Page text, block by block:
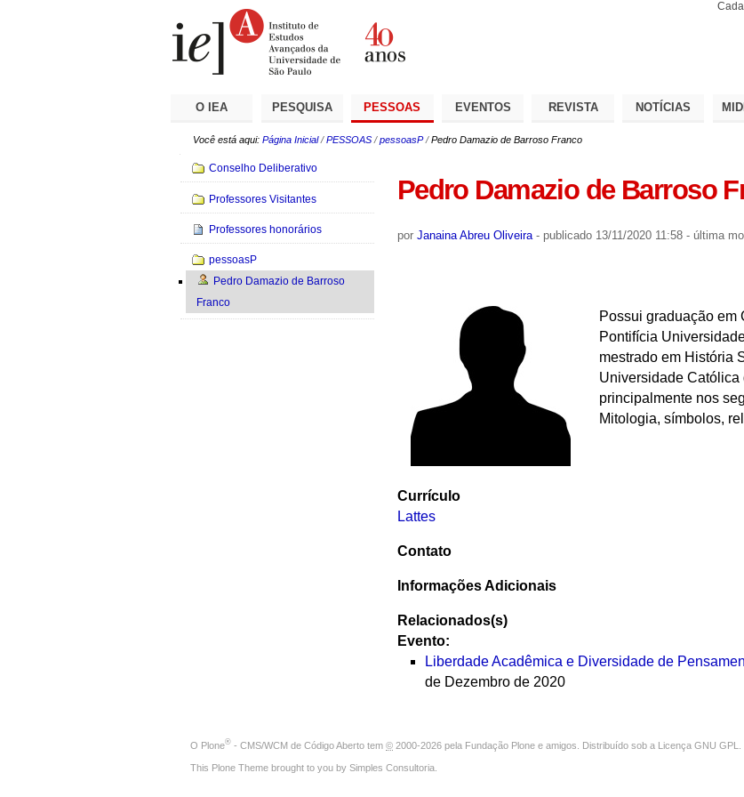
O IEA PESQUISA PESSOAS EVENTOS REVISTA NOTÍCIAS
Você está aqui: Página Inicial /PESSOAS /pessoasP /Pedro Damazio de Barroso Franco
Pedro Damazio de Barroso
por Janaina Abreu Oliveira - publicado13/11/2020 11:58 - última
Possui graduação em
Pontifícia
mestrado em História
Universidade Católica
principalmente nos
Mitologia, símbolos,
Currículo
Lattes
Contato
Informações Adicionais
Relacionados(s)
Evento:
Liberdade Acadêmica e Diversidade de
de Dezembro de 2020
Navegação
Conselho Deliberativo
Professores Visitantes
Professores honorários
pessoasP
Pedro Damazio de Barroso
Franco
O Plone® - CMS/WCM de Código Aberto tem © 2000-2026 pela Fundação Plone e amigos. Distribuído sob a Licença GNU GPL
This Plone Theme brought to you by Simples Consultoria